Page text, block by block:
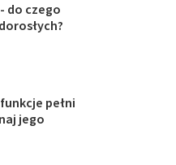
do czego
pełni
jego